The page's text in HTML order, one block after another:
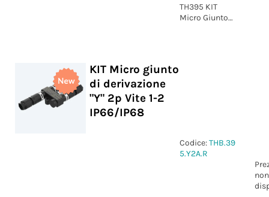
TH395 KIT
Micro Giunto
KIT Micro giunto
di derivazione
"Y" 2p Vite 1-2
IP66/IP68
Codice:THB.39
5.Y2A.R
non